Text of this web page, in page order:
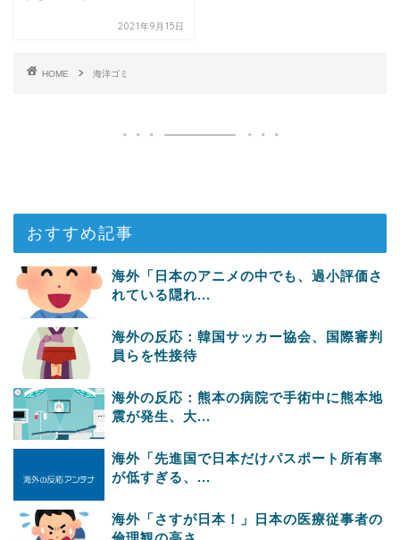
2021年9月15日
HOME 海洋ゴミ
おすすめ記事
海外「日本のアニメの中でも、過小評価さ
れている隠れ...
海外の反応：韓国サッカー協会、国際審判
員らを性接待
海外の反応：熊本の病院で手術中に熊本地
震が発生、大...
海外「先進国で日本だけパスポート所有率
が低すぎる、...
海外「さすが日本！」日本の医療従事者の